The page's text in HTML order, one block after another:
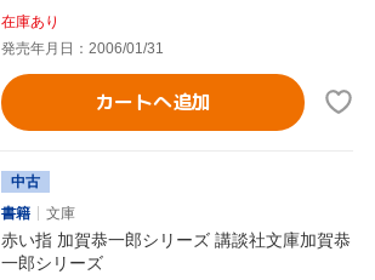
在庫あり
発売年月日：2006/01/31
カートへ追加
中古
書籍
文庫
赤い指 加賀恭一郎シリーズ 講談社文庫加賀恭
一郎シリーズ